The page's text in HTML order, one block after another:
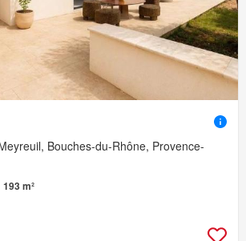
Bouches-du-Rhône, Provence-
193 m²